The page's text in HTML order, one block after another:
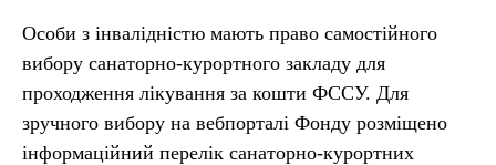
Особи з інвалідністю мають право самостійного
вибору санаторно-курортного закладу для
проходження лікування за кошти ФССУ. Для
зручного вибору на вебпорталі Фонду розміщено
інформаційний перелік санаторно-курортних